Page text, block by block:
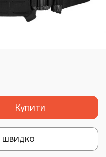
Купити
швидко